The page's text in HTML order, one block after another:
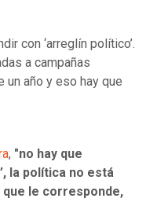
con ‘arreglín político’.
a campañas
año y eso hay que
, "no hay que
la política no está
que le corresponde,